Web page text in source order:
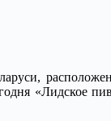
«Лидское